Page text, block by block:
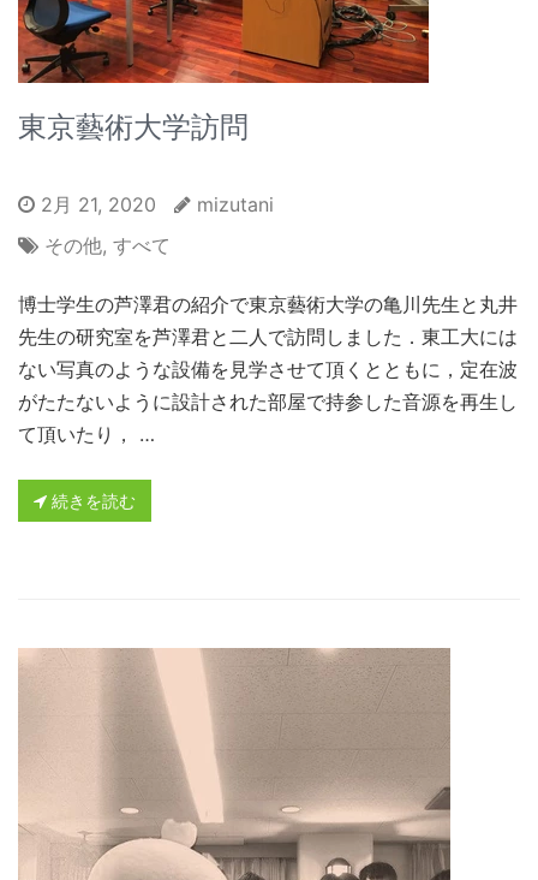
東京藝術大学訪問
2月 21, 2020
mizutani
その他, すべて
博士学生の芦澤君の紹介で東京藝術大学の亀川先生と丸井
先生の研究室を芦澤君と二人で訪問しました．東工大には
ない写真のような設備を見学させて頂くとともに，定在波
がたたないように設計された部屋で持参した音源を再生し
て頂いたり， …
続きを読む